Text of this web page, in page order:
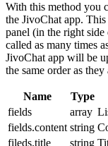
With this method you
the JivoChat app.
panel (in the right
called as many times
JivoChat app will be
the same order as
Name Type
fields
array
fields.content string
fileds.title
string